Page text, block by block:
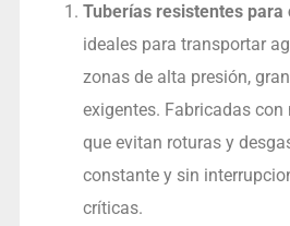
Tuberías resistentes para
ideales para transportar
zonas de alta presión,
exigentes. Fabricadas
que evitan roturas y
constante y sin
críticas.